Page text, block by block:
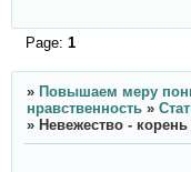
Page: 1
» Повышаем меру
нравственность »
» Невежество - корень